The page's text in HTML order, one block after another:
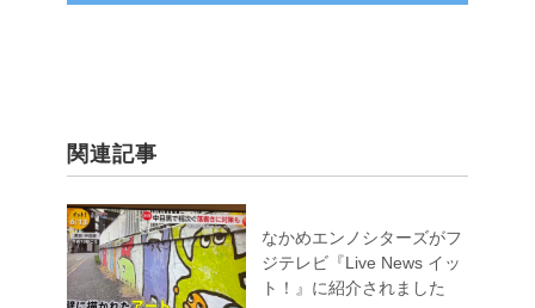
関連記事
なかめエンノシターズがフ
ジテレビ『Live News イッ
ト！』に紹介されました